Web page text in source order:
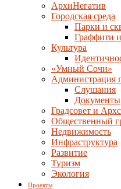
АрхиНегатив
Городская среда
Парки и
Граффити
Культура
«Умный Сочи»
Администрация
Слушания
Документы
Градсовет и
Общественный
Недвижимость
Инфраструктура
Развитие
Туризм
Экология
Проекты